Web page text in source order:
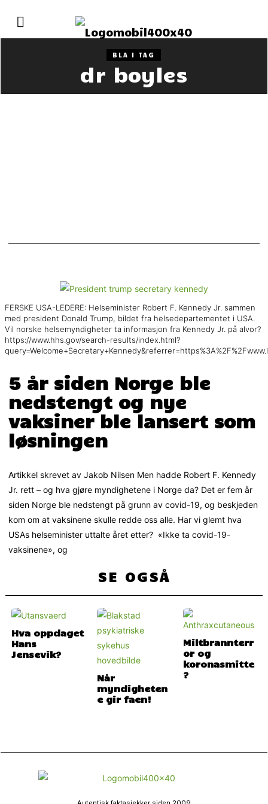
BLA I TAG
dr boyles
FERSKE USA-LEDERE: Helseminister Robert F. Kennedy Jr. sammen
med president Donald Trump, bildet fra helsedepartementet i USA.
Vil norske helsemyndigheter ta informasjon fra Kennedy Jr. på alvor?
https://www.hhs.gov/search-results/index.html?
5 år siden Norge ble
nedstengt og nye
vaksiner ble lansert som
løsningen
Artikkel skrevet av Jakob Nilsen Men hadde Robert F. Kennedy
Jr. rett – og hva gjøre myndighetene i Norge da? Det er fem år
siden Norge ble nedstengt på grunn av covid-19, og beskjeden
kom om at vaksinene skulle redde oss alle. Har vi glemt hva
USAs helseminister uttalte året etter? «Ikke ta covid-19-
vaksinene», og
SE OGSÅ
Hva oppdaget
Hans
Jensevik?
Når
myndigheten
e gir faen!
Miltbrannterr
or og
koronasmitte
?